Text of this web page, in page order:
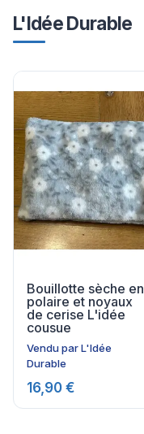
L'Idée Durable
Bouillotte sèche en
polaire et noyaux
de cerise L'idée
cousue
Vendu parL'Idée
Durable
16,90 €